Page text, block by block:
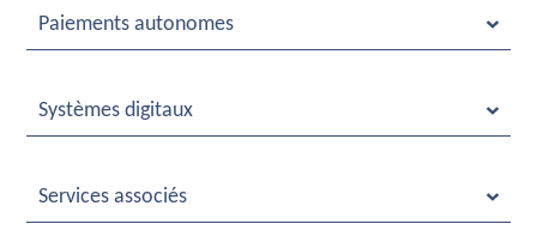
Paiements autonomes
Systèmes digitaux
Services associés